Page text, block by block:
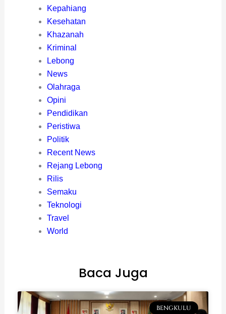
Kepahiang
Kesehatan
Khazanah
Kriminal
Lebong
News
Olahraga
Opini
Pendidikan
Peristiwa
Politik
Recent News
Rejang Lebong
Rilis
Semaku
Teknologi
Travel
World
Baca Juga
BENGKULU